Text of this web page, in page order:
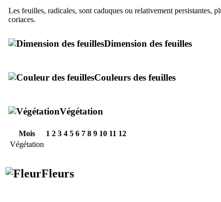
Les feuilles, radicales, sont caduques ou relativement persistantes,
coriaces.
Dimension des feuilles
Couleurs des feuilles
Végétation
Mois 1 2 3 4 5 6 7 8 9 10 11 12
Végétation
Fleurs